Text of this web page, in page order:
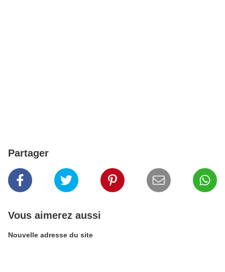
Partager
Vous aimerez aussi
Nouvelle adresse du site